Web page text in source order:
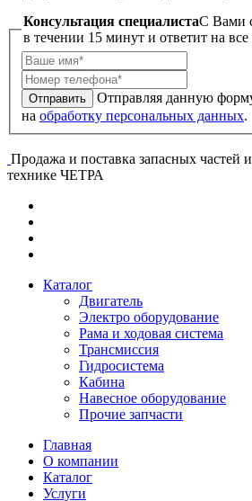
Консультация специалистаC Вами
в течении 15 минут и ответит на
Отправить
Отправляя данную
на обработку персональных данных.
Продажа и поставка запасных частей
технике ЧЕТРА
Каталог
Двигатель
Электро оборудование
Рама и ходовая система
Трансмиссия
Гидросистема
Кабина
Навесное оборудование
Прочие запчасти
Главная
О компании
Каталог
Услуги